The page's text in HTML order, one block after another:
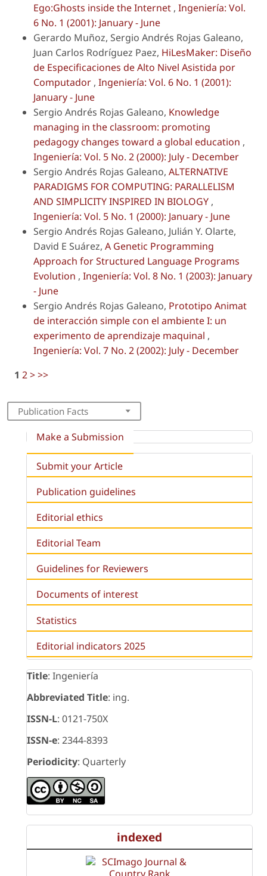
Ego:Ghosts inside the Internet , Ingeniería: Vol.
6 No. 1 (2001): January - June
Gerardo Muñoz, Sergio Andrés Rojas Galeano,
Juan Carlos Rodríguez Paez, HiLesMaker: Diseño
de Especificaciones de Alto Nivel Asistida por
Computador , Ingeniería: Vol. 6 No. 1 (2001):
January - June
Sergio Andrés Rojas Galeano, Knowledge
managing in the classroom: promoting
pedagogy changes toward a global education ,
Ingeniería: Vol. 5 No. 2 (2000): July - December
Sergio Andrés Rojas Galeano, ALTERNATIVE
PARADIGMS FOR COMPUTING: PARALLELISM
AND SIMPLICITY INSPIRED IN BIOLOGY ,
Ingeniería: Vol. 5 No. 1 (2000): January - June
Sergio Andrés Rojas Galeano, Julián Y. Olarte,
David E Suárez, A Genetic Programming
Approach for Structured Language Programs
Evolution , Ingeniería: Vol. 8 No. 1 (2003): January
- June
Sergio Andrés Rojas Galeano, Prototipo Animat
de interacción simple con el ambiente I: un
experimento de aprendizaje maquinal ,
Ingeniería: Vol. 7 No. 2 (2002): July - December
1 2>>>
Publication Facts
Make a Submission
Submit your Article
Publication guidelines
Editorial ethics
Editorial Team
Guidelines for Reviewers
Documents of interest
Statistics
Editorial indicators 2025
Title: Ingeniería
Abbreviated Title: ing.
ISSN-L: 0121-750X
ISSN-e: 2344-8393
Periodicity: Quarterly
indexed